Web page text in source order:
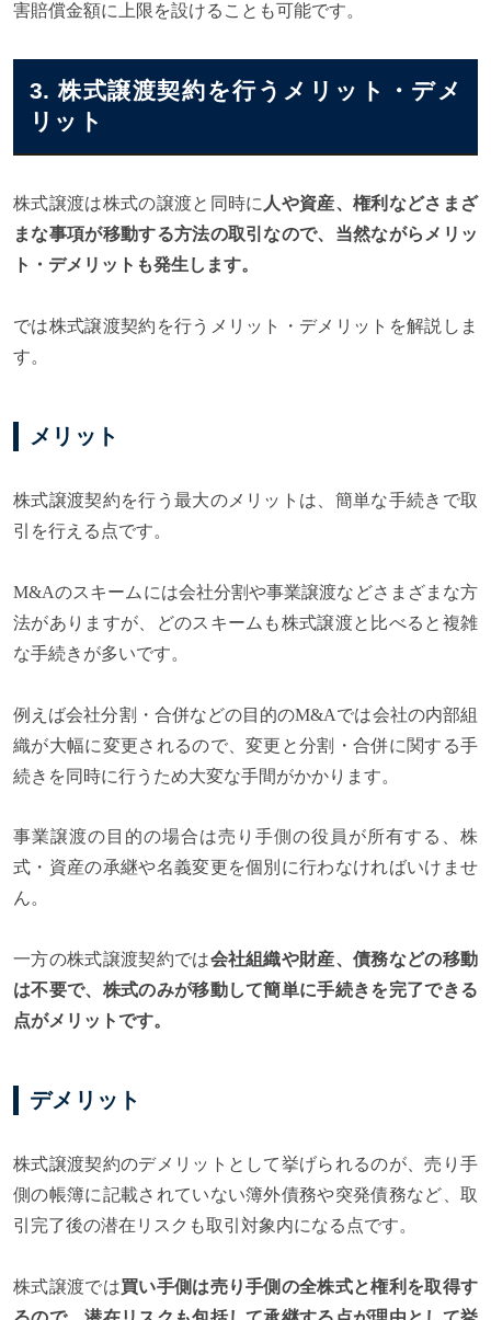
害賠償金額に上限を設けることも可能です。
3. 株式譲渡契約を行うメリット・デメ
リット
株式譲渡は株式の譲渡と同時に 人や資産、権利などさまざ
まな事項が移動する方法の取引なので、当然ながらメリッ
ト・デメリットも発生します。
では株式譲渡契約を行うメリット・デメリットを解説しま
す。
メリット
株式譲渡契約を行う最大のメリットは、簡単な手続きで取
引を行える点です。
M&Aのスキームには会社分割や事業譲渡などさまざまな方
法がありますが、どのスキームも株式譲渡と比べると複雑
な手続きが多いです。
例えば会社分割・合併などの目的のM&Aでは会社の内部組
織が大幅に変更されるので、変更と分割・合併に関する手
続きを同時に行うため大変な手間がかかります。
事業譲渡の目的の場合は売り手側の役員が所有する、株
式・資産の承継や名義変更を個別に行わなければいけませ
ん。
一方の株式譲渡契約では会社組織や財産、債務などの移動
は不要で、株式のみが移動して簡単に手続きを完了できる
点がメリットです。
デメリット
株式譲渡契約のデメリットとして挙げられるのが、売り手
側の帳簿に記載されていない簿外債務や突発債務など、取
引完了後の潜在リスクも取引対象内になる点です。
株式譲渡では買い手側は売り手側の全株式と権利を取得す